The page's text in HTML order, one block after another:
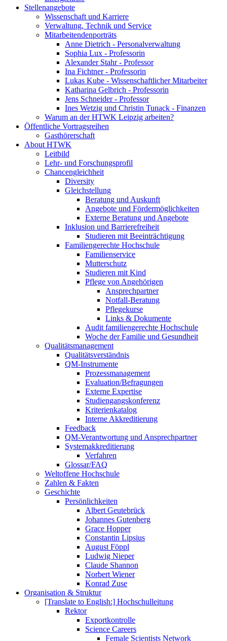
Stellenangebote
Wissenschaft und Karriere
Verwaltung, Technik und Service
Mitarbeitendenporträts
Anne Dietrich - Personalverwaltung
Sophia Lux - Professorin
Alexander Stahr - Professor
Ina Fichtner - Professorin
Lukas Kube - Wissenschaftlicher Mitarbeiter
Katharina Gelbrich - Professorin
Jens Schneider - Professor
Ines Wetzig und Christin Tunack - Finanzen
Warum an der HTWK Leipzig arbeiten?
Öffentliche Vortragsreihen
Gasthörerschaft
About HTWK
Leitbild
Lehr- und Forschungsprofil
Chancengleichheit
Diversity
Gleichstellung
Beratung und Auskunft
Angebote und Fördermöglichkeiten
Externe Beratung und Angebote
Inklusion und Barrierefreiheit
Studieren mit Beeinträchtigung
Familiengerechte Hochschule
Familienservice
Mutterschutz
Studieren mit Kind
Pflege von Angehörigen
Ansprechpartner
Notfall-Beratung
Pflegekurse
Links & Dokumente
Audit familiengerechte Hochschule
Woche der Familie und Gesundheit
Qualitätsmanagement
Qualitätsverständnis
QM-Instrumente
Prozessmanagement
Evaluation/Befragungen
Externe Expertise
Studiengangskonferenz
Kriterienkatalog
Interne Akkreditierung
Feedback
QM-Verantwortung und Ansprechpartner
Systemakkreditierung
Verfahren
Glossar/FAQ
Weltoffene Hochschule
Zahlen & Fakten
Geschichte
Persönlichkeiten
Albert Geutebrück
Johannes Gutenberg
Grace Hopper
Constantin Lipsius
August Föppl
Ludwig Nieper
Claude Shannon
Norbert Wiener
Konrad Zuse
Organisation & Struktur
[Translate to English:] Hochschulleitung
Rektor
Exportkontrolle
Science Careers
Female Scientists Network